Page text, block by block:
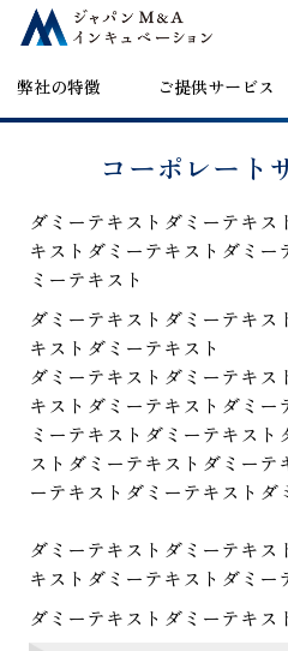
弊社の特徴 ご提供サービス
コーポレート
ダミーテキストダミーテキ
キストダミーテキストダミ
ミーテキスト
ダミーテキストダミーテキ
キストダミーテキスト
ダミーテキストダミーテキ
キストダミーテキストダミ
ミーテキストダミーテキス
ストダミーテキストダミーテ
ーテキストダミーテキストダ
ダミーテキストダミーテキ
キストダミーテキストダミー
ダミーテキストダミーテキス